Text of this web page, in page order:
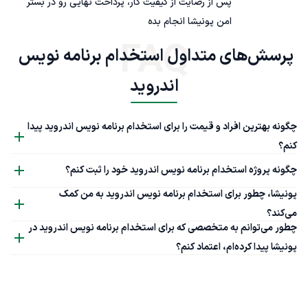
امن پونیشا انجام بده
پرسش‌های متداول استخدام برنامه نویس
اندروید
FAQ
چگونه بهترین افراد و قیمت را برای استخدام برنامه نویس اندروید پیدا
کنم؟
چگونه پروژه استخدام برنامه نویس اندروید خود را ثبت کنم؟
پونیشا، چطور برای استخدام برنامه نویس اندروید به من کمک
می‌کند؟
چطور می‌توانم به متخصصی که برای استخدام برنامه نویس اندروید در
پونیشا پیدا کرده‌ام، اعتماد کنم؟